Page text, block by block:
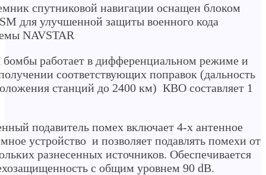
спутниковой навигации оснащен блоком
для улучшенной защиты военного кода
NAVSTAR
работает в дифференциальном режиме и
соответствующих поправок (дальность
станций до 2400 км) КВО составляет 1
подавитель помех включает 4-х антенное
устройство и позволяет подавлять помехи от
разнесенных источников. Обеспечивается
с общим уровнем 90 dB.